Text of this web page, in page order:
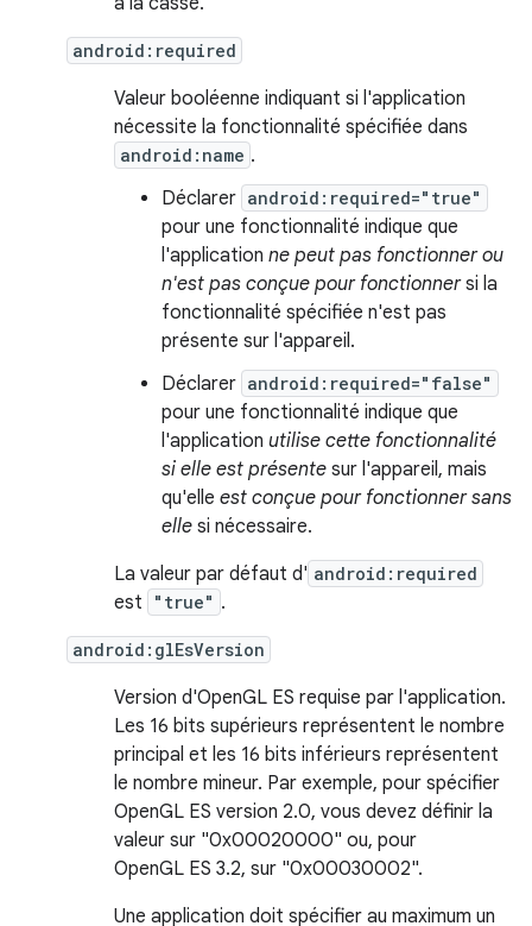
android:required
Valeur booléenne indiquant si l'application
nécessite la fonctionnalité spécifiée dans
android:name .
Déclarer android:required="true"
pour une fonctionnalité indique que
l'application ne peut pas fonctionner ou
n'est pas conçue pour fonctionnersi la
fonctionnalité spécifiée n'est pas
présente sur l'appareil.
Déclarer android:required="false"
pour une fonctionnalité indique que
l'application utilise cette fonctionnalité
si elle est présente sur l'appareil, mais
qu'elle est conçue pour fonctionner sans
elle si nécessaire.
La valeur par défaut d' android:required
est "true" .
android:glEsVersion
Version d'OpenGL ES requise par l'application.
Les 16 bits supérieurs représentent le nombre
principal et les 16 bits inférieurs représentent
le nombre mineur. Par exemple, pour spécifier
OpenGL ES version 2.0, vous devez définir la
valeur sur "0x00020000" ou, pour
OpenGL ES 3.2, sur "0x00030002".
Une application doit spécifier au maximum un